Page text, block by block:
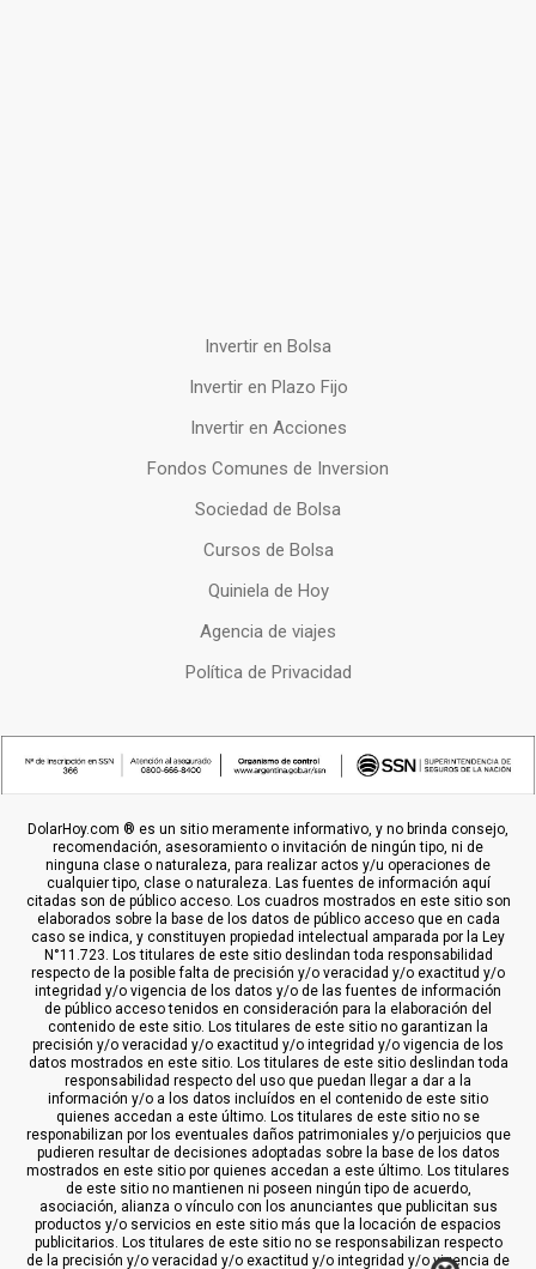
Invertir en Bolsa
Invertir en Plazo Fijo
Invertir en Acciones
Fondos Comunes de Inversion
Sociedad de Bolsa
Cursos de Bolsa
Quiniela de Hoy
Agencia de viajes
Política de Privacidad
DolarHoy.com ® es un sitio meramente informativo, y no brinda consejo,
recomendación, asesoramiento o invitación de ningún tipo, ni de
ninguna clase o naturaleza, para realizar actos y/u operaciones de
cualquier tipo, clase o naturaleza. Las fuentes de información aquí
citadas son de público acceso. Los cuadros mostrados en este sitio son
elaborados sobre la base de los datos de público acceso que en cada
caso se indica, y constituyen propiedad intelectual amparada por la Ley
N°11.723. Los titulares de este sitio deslindan toda responsabilidad
respecto de la posible falta de precisión y/o veracidad y/o exactitud y/o
integridad y/o vigencia de los datos y/o de las fuentes de información
de público acceso tenidos en consideración para la elaboración del
contenido de este sitio. Los titulares de este sitio no garantizan la
precisión y/o veracidad y/o exactitud y/o integridad y/o vigencia de los
datos mostrados en este sitio. Los titulares de este sitio deslindan toda
responsabilidad respecto del uso que puedan llegar a dar a la
información y/o a los datos incluídos en el contenido de este sitio
quienes accedan a este último. Los titulares de este sitio no se
responabilizan por los eventuales daños patrimoniales y/o perjuicios que
pudieren resultar de decisiones adoptadas sobre la base de los datos
mostrados en este sitio por quienes accedan a este último. Los titulares
de este sitio no mantienen ni poseen ningún tipo de acuerdo,
asociación, alianza o vínculo con los anunciantes que publicitan sus
productos y/o servicios en este sitio más que la locación de espacios
publicitarios. Los titulares de este sitio no se responsabilizan respecto
de la precisión y/o veracidad y/o exactitud y/o integridad y/o vigencia de